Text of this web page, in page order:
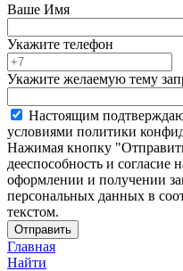
Ваше Имя
Укажите телефон
Укажите желаемую тему
Настоящим
условиями политики
Нажимая кнопку
дееспособность и
оформлении и получении
персональных данных в
текстом.
Отправить
Главная
Найти